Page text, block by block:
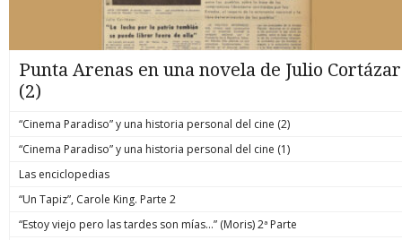
Punta Arenas en una novela de Julio Cortázar
(2)
“Cinema Paradiso” y una historia personal del cine (2)
“Cinema Paradiso” y una historia personal del cine (1)
Las enciclopedias
“Un Tapiz”, Carole King. Parte 2
“Estoy viejo pero las tardes son mías…” (Moris) 2ª Parte